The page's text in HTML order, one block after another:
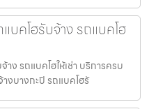
บคโฮรับจ้าง รถแบคโฮ
ง รถแบคโฮให้เช่า บริการครบ
งบางกะปิ รถแบคโฮรั